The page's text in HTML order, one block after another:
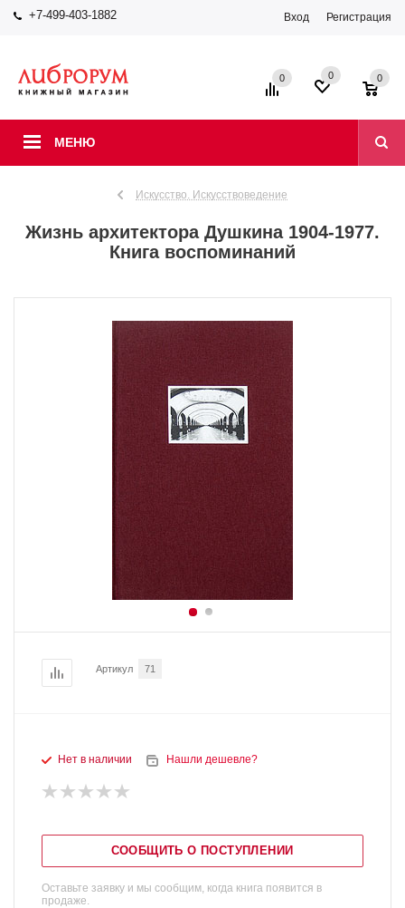
+7-499-403-1882 Вход Регистрация
МЕНЮ
0 0 0
Искусство. Искусствоведение
Жизнь архитектора Душкина 1904-1977.
Книга воспоминаний
Артикул 71
Нет в наличии Нашли дешевле?
СООБЩИТЬ О ПОСТУПЛЕНИИ
Оставьте заявку и мы сообщим, когда книга появится в
продаже.